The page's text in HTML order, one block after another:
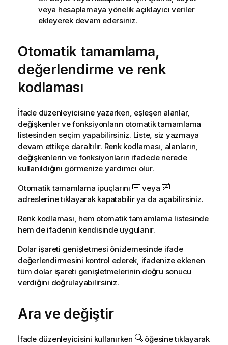
veya hesaplamaya yönelik açıklayıcı veriler
ekleyerek devam edersiniz.
Otomatik tamamlama,
değerlendirme ve renk
kodlaması
İfade düzenleyicisine yazarken, eşleşen alanlar,
değişkenler ve fonksiyonların otomatik tamamlama
listesinden seçim yapabilirsiniz. Liste, siz yazmaya
devam ettikçe daraltılır. Renk kodlaması, alanların,
değişkenlerin ve fonksiyonların ifadede nerede
kullanıldığını görmenize yardımcı olur.
Otomatik tamamlama ipuçlarını
veya
adreslerine tıklayarak kapatabilir ya da açabilirsiniz.
Renk kodlaması, hem otomatik tamamlama listesinde
hem de ifadenin kendisinde uygulanır.
Dolar işareti genişletmesi önizlemesinde ifade
değerlendirmesini kontrol ederek, ifadenize eklenen
tüm dolar işareti genişletmelerinin doğru sonucu
verdiğini doğrulayabilirsiniz.
Ara ve değiştir
İfade düzenleyicisini kullanırken
öğesine tıklayarak